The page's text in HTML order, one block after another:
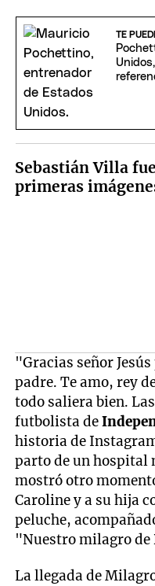
TE
Sebastián Villa
primeras
"Gracias señor
padre. Te amo, rey
todo saliera bien.
futbolista de
historia de
parto de un hospital
mostró otro
Caroline y a su hija
peluche,
"Nuestro milagro de
La llegada de